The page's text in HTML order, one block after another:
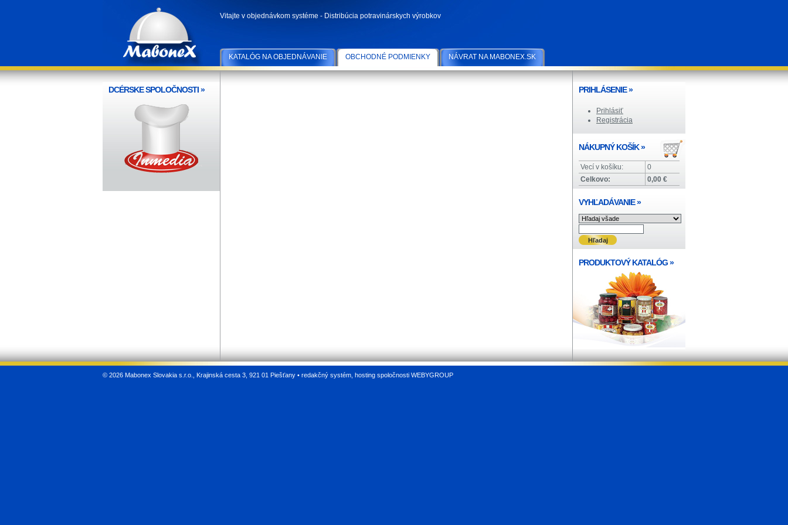
Vitajte v objednávkom systéme - Distribúcia potravinárskych výrobkov
KATALÓG NA OBJEDNÁVANIE OBCHODNÉ PODMIENKY NÁVRAT NA MABONEX.SK
DCÉRSKE SPOLOČNOSTI» PRIHLÁSENIE»
Prihlásiť
Registrácia
NÁKUPNÝ KOŠÍK»
Vecí v košíku:
0
Celkovo:
0,00 €
VYHĽADÁVANIE»
PRODUKTOVÝ KATALÓG»
© 2026 Mabonex Slovakia s.r.o., Krajinská cesta 3, 921 01 Piešťany • redakčný systém hosting spoločnosti WEBYGROUP